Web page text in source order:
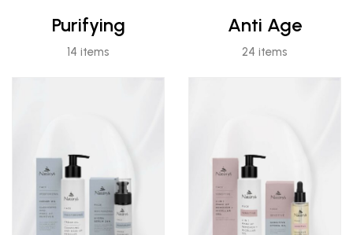
Purifying
14 items
Anti Age
24 items